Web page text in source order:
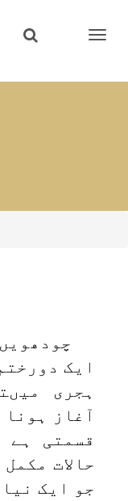
ایک
ہجری
آغاز
قسمتی
حالات
جو ایک